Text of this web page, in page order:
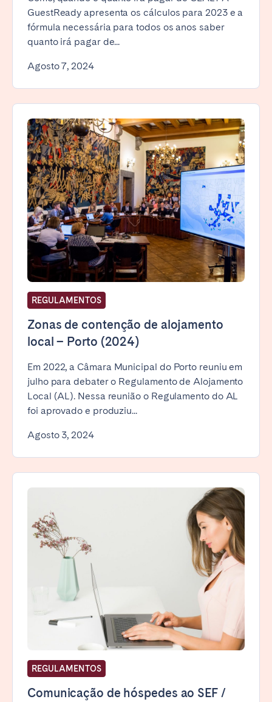
GuestReady apresenta os cálculos para 2023 e a
fórmula necessária para todos os anos saber
quanto irá pagar de...
Agosto 7, 2024
REGULAMENTOS
Zonas de contenção de alojamento
local – Porto (2024)
Em 2022, a Câmara Municipal do Porto reuniu em
julho para debater o Regulamento de Alojamento
Local (AL). Nessa reunião o Regulamento do AL
foi aprovado e produziu...
Agosto 3, 2024
REGULAMENTOS
Comunicação de hóspedes ao SEF /